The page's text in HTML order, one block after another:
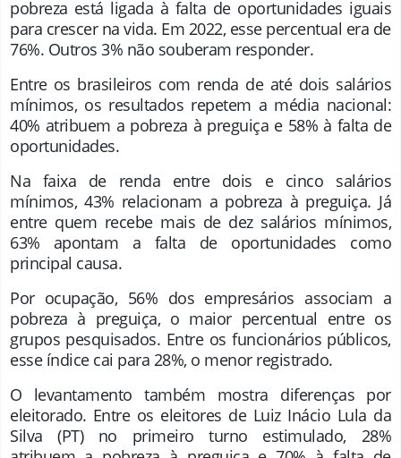
pobreza está ligada à falta de oportunidades iguais
para crescer na vida. Em 2022, esse percentual era de
76%. Outros 3% não souberam responder.
Entre os brasileiros com renda de até dois salários
mínimos, os resultados repetem a média nacional:
40% atribuem a pobreza à preguiça e 58% à falta de
oportunidades.
Na faixa de renda entre dois e cinco salários
mínimos, 43% relacionam a pobreza à preguiça. Já
entre quem recebe mais de dez salários mínimos,
63% apontam a falta de oportunidades como
principal causa.
Por ocupação, 56% dos empresários associam a
pobreza à preguiça, o maior percentual entre os
grupos pesquisados. Entre os funcionários públicos,
esse índice cai para 28%, o menor registrado.
O levantamento também mostra diferenças por
eleitorado. Entre os eleitores de Luiz Inácio Lula da
Silva (PT) no primeiro turno estimulado, 28%